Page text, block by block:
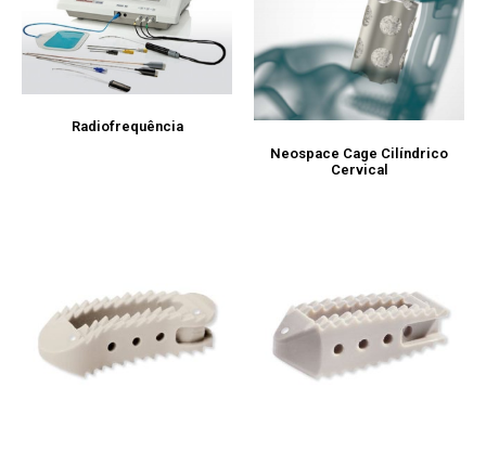
Radiofrequência
Neospace Cage Cilíndrico
Cervical